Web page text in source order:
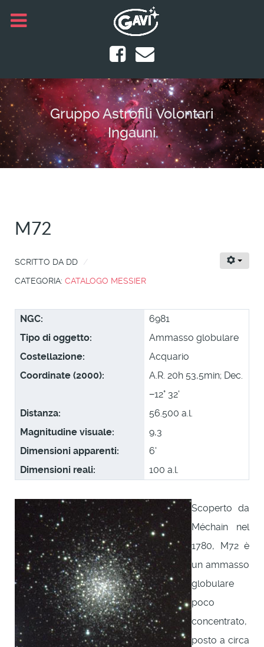
Gruppo Astrofili Volontari
Ingauni
M72
SCRITTO DA DD
CATEGORIA: CATALOGO MESSIER
NGC:
6981
Tipo di oggetto:
Ammasso globulare
Costellazione:
Acquario
Coordinate (2000):
A.R. 20h 53,5min; Dec.
−12° 32'
Distanza:
56.500 a.l.
Magnitudine visuale:
9,3
Dimensioni apparenti:
6'
Dimensioni reali:
100 a.l.
Scoperto da
Méchain nel
1780, M72 è
un ammasso
globulare
poco
concentrato,
posto a circa